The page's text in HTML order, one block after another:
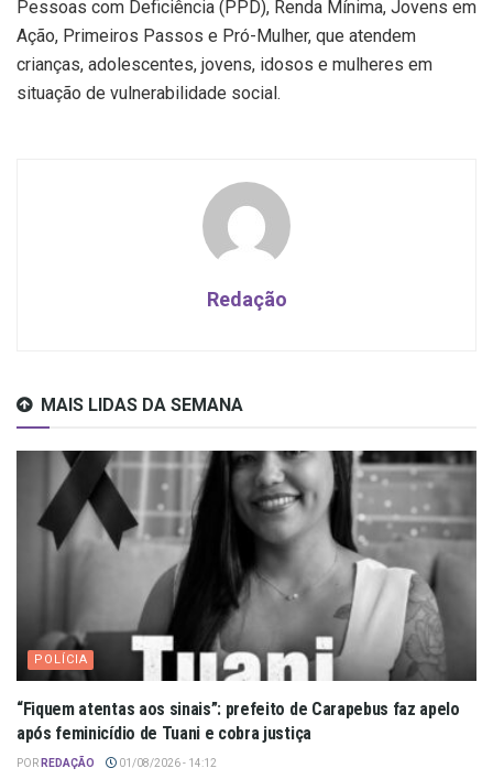
Pessoas com Deficiência (PPD), Renda Mínima, Jovens em
Ação, Primeiros Passos e Pró-Mulher, que atendem
crianças, adolescentes, jovens, idosos e mulheres em
situação de vulnerabilidade social.
Redação
MAIS LIDAS DA SEMANA
POLÍCIA
“Fiquem atentas aos sinais”: prefeito de Carapebus faz apelo
após feminicídio de Tuani e cobra justiça
POR REDAÇÃO 01/08/2026 - 14:12